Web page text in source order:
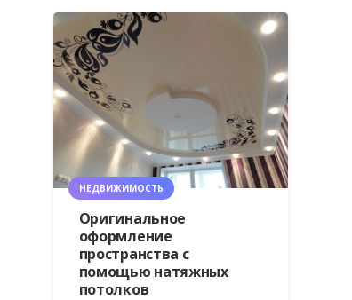
НЕДВИЖИМОСТЬ
Оригинальное
оформление
пространства с
помощью натяжных
потолков